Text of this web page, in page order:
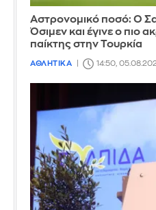
Αστρονομικό ποσό: Ο
Όσιμεν και έγινε ο πιο
παίκτης στην Τουρκία
ΑΘΛΗΤΙΚΑ 14:50,